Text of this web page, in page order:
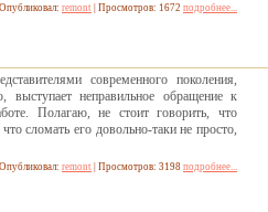
Опубликовал: remont | Просмотров: 1672 подробнее...
современного поколения,
выступает неправильное обращение к
Полагаю, не стоит говорить, что
сломать его довольно-таки не просто,
Опубликовал: remont | Просмотров: 3198 подробнее...